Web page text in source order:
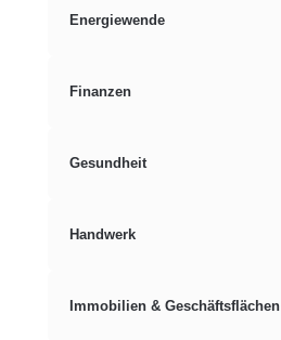
Energiewende
Finanzen
Gesundheit
Handwerk
Immobilien & Geschäftsflächen